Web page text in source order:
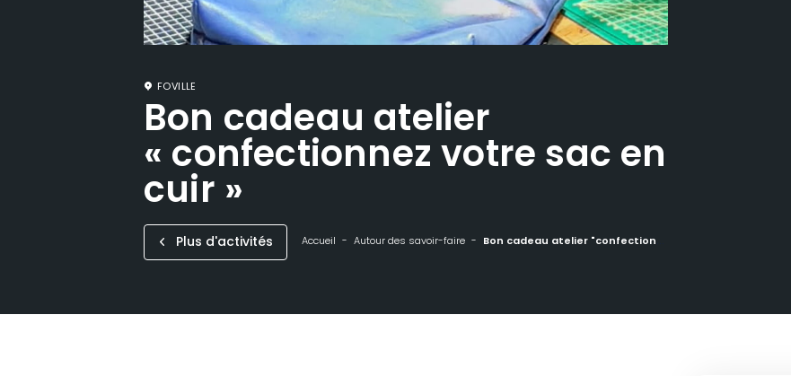
FOVILLE
Bon cadeau atelier
« confectionnez votre sac en
cuir »
Plus d'activités Accueil Autour des savoir-faire Bon cadeau atelier "confectionnez votre sac en cuir"